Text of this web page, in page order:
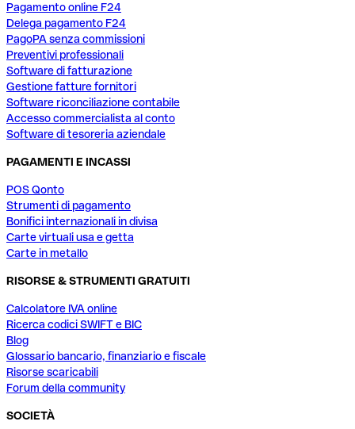
Pagamento online F24
Delega pagamento F24
PagoPA senza commissioni
Preventivi professionali
Software di fatturazione
Gestione fatture fornitori
Software riconciliazione contabile
Accesso commercialista al conto
Software di tesoreria aziendale
PAGAMENTI E INCASSI
POS Qonto
Strumenti di pagamento
Bonifici internazionali in divisa
Carte virtuali usa e getta
Carte in metallo
RISORSE & STRUMENTI GRATUITI
Calcolatore IVA online
Ricerca codici SWIFT e BIC
Blog
Glossario bancario, finanziario e fiscale
Risorse scaricabili
Forum della community
SOCIETÀ